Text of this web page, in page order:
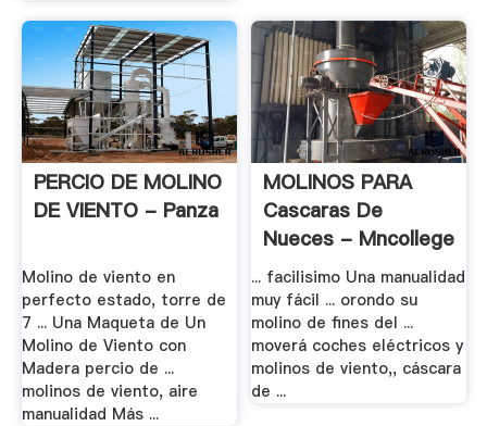
PERCIO DE MOLINO
DE VIENTO - Panza
Molino de viento en
perfecto estado, torre de
7 ... Una Maqueta de Un
Molino de Viento con
Madera percio de ...
molinos de viento, aire
manualidad Más ...
MOLINOS PARA
Cascaras De
Nueces - Mncollege
... facilisimo Una manualidad
muy fácil ... orondo su
molino de fines del ...
moverá coches eléctricos y
molinos de viento,, cáscara
de ...